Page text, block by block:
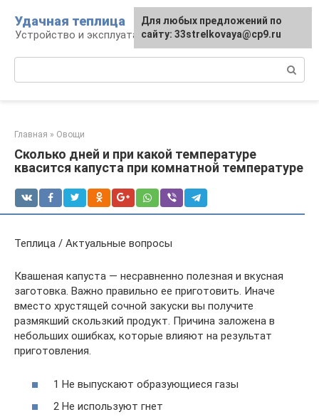
контенту
Удачная теплица
Устройство и эксплуатация теплиц
Главная » Овощи
Сколько дней и при какой температуре
квасится капуста при комнатной температуре
Теплица / Актуальные вопросы
Квашеная капуста — несравненно полезная и вкусная
заготовка. Важно правильно ее приготовить. Иначе
вместо хрустящей сочной закуски вы получите
размякший скользкий продукт. Причина заложена в
небольших ошибках, которые влияют на результат
приготовления.
1 Не выпускают образующиеся газы
2 Не используют гнет
Для любых предложений по
сайту: 33strelkovaya@cp9.ru